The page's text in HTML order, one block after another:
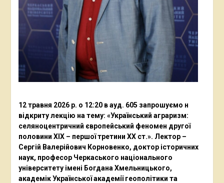
12 травня 2026 р. о 12:20 в ауд. 605 запрошуємо н
відкриту лекцію на тему: «Український аграризм:
селяноцентричний європейський феномен другої
половини ХІХ – першої третини ХХ ст.». Лектор –
Сергій Валерійович Корновенко, доктор історичних
наук, професор Черкаського національного
університету імені Богдана Хмельницького,
академік Української академії геополітики та